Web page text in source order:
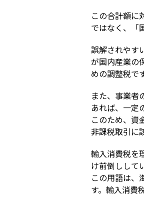
この合計額に
ではなく、「
誤解されやす
が国内産業の
めの調整税で
また、事業者
あれば、一定
このため、資
非課税取引に
輸入消費税を
け前倒しして
この用語は、
す。輸入消費